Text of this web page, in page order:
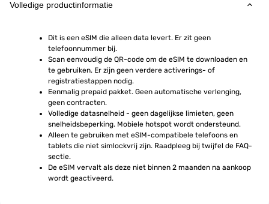
Volledige productinformatie
Dit is een eSIM die alleen data levert. Er zit geen
telefoonnummer bij.
Scan eenvoudig de QR-code om de eSIM te downloaden en
te gebruiken. Er zijn geen verdere activerings- of
registratiestappen nodig.
Eenmalig prepaid pakket. Geen automatische verlenging,
geen contracten.
Volledige datasnelheid - geen dagelijkse limieten, geen
snelheidsbeperking. Mobiele hotspot wordt ondersteund.
Alleen te gebruiken met eSIM-compatibele telefoons en
tablets die niet simlockvrij zijn. Raadpleeg bij twijfel de FAQ-
sectie.
De eSIM vervalt als deze niet binnen 2 maanden na aankoop
wordt geactiveerd.